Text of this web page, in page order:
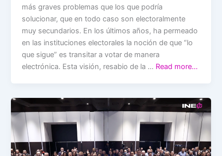
más graves problemas que los que podría
solucionar, que en todo caso son electoralmente
muy secundarios. En los últimos años, ha permeado
en las instituciones electorales la noción de que “lo
que sigue” es transitar a votar de manera
electrónica. Esta visión, resabio de la … Read more…